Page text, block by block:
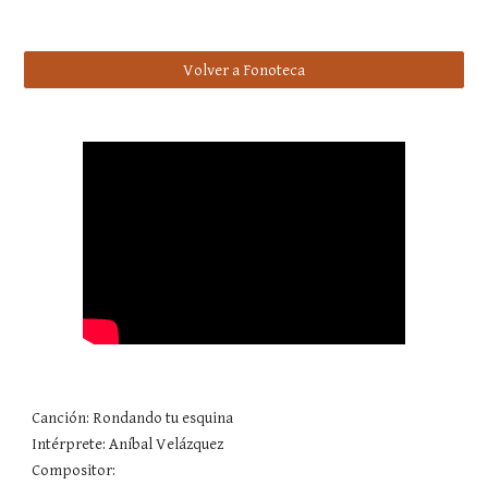
Volver a Fonoteca
Canción: Rondando tu esquina
Intérprete: Aníbal Velázquez
Compositor: